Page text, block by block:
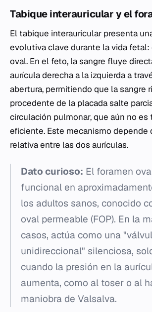
Tabique interauricular y el
El tabique interauricular presenta
evolutiva clave durante la vida fetal:
oval. En el feto, la sangre fluye
aurícula derecha a la izquierda a
abertura, permitiendo que la sangre
procedente de la placada salte
circulación pulmonar, que aún no
eficiente. Este mecanismo depende
relativa entre las dos aurículas.
Dato curioso: El foramen
funcional en
los adultos sanos, conocido
oval permeable (FOP). En la
casos, actúa como una
unidireccional" silenciosa,
cuando la presión en la
aumenta, como al toser o al
maniobra de Valsalva.